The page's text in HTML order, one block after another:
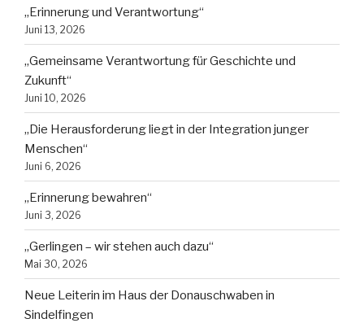
„Erinnerung und Verantwortung“
Juni 13, 2026
„Gemeinsame Verantwortung für Geschichte und
Zukunft“
Juni 10, 2026
„Die Herausforderung liegt in der Integration junger
Menschen“
Juni 6, 2026
„Erinnerung bewahren“
Juni 3, 2026
„Gerlingen – wir stehen auch dazu“
Mai 30, 2026
Neue Leiterin im Haus der Donauschwaben in
Sindelfingen